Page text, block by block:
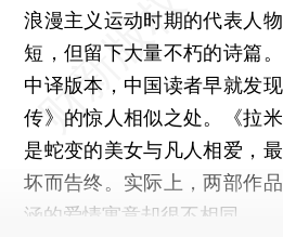
浪漫主义运动时期的代表人
短，但留下大量不朽的诗篇
中译版本，中国读者早就发
传》的惊人相似之处。《拉
是蛇变的美女与凡人相爱，
坏而告终。实际上，两部作
涵的爱情寓意却很不相同。